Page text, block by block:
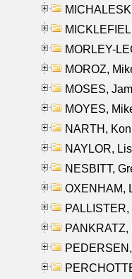
MORLEY-
MOROZ,
MOSES,
MOYES,
NARTH,
NAYLOR,
NESBITT,
OXENHAM,